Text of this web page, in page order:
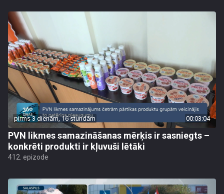
pirms 3 dienām, 16 stundām 00:03:04
PVN likmes samazināšanas mērķis ir sasniegts –
konkrēti produkti ir kļuvuši lētāki
412. epizode